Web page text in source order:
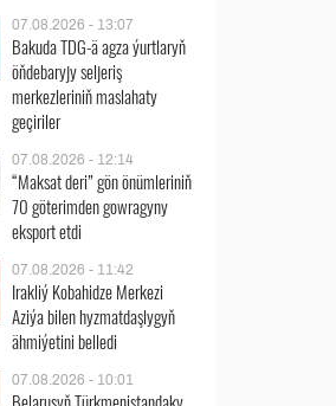
07.08.2026 - 13:07
Bakuda TDG-ä agza ýurtlaryň
öňdebaryjy seljeriş
merkezleriniň maslahaty
geçiriler
07.08.2026 - 12:14
“Maksat deri” gön önümleriniň
70 göterimden gowragyny
eksport etdi
07.08.2026 - 11:42
Irakliý Kobahidze Merkezi
Aziýa bilen hyzmatdaşlygyň
ähmiýetini belledi
07.08.2026 - 10:01